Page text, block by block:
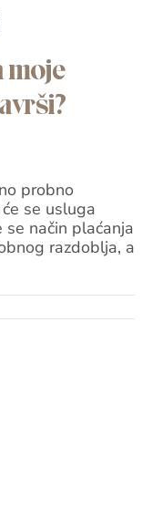
moje
probno
se usluga
način plaćanja
razdoblja, a